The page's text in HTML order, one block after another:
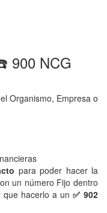
900 NCG
Organismo, Empresa o
para poder hacer la
un número Fijo dentro
que hacerlo a un ✅ 902